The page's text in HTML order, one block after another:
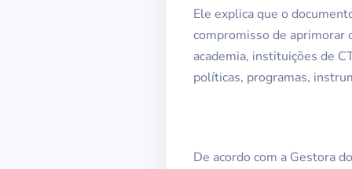
Ele explica que o
compromisso de aprimorar
academia, instituições de
políticas, programas,
De acordo com a Gestora